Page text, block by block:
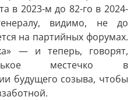
в 2023-м до 82-го в 2024-
видимо, не до
на партийных форумах.
— и теперь, говорят,
местечко в
будущего созыва, чтобы